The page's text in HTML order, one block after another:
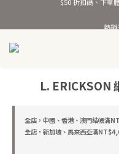
【會員限定回饋】加入官網會員
$50 折扣碼、下單
L. ERICKSON
全店，中國、香港、澳門結帳滿
全店，新加坡、馬來西亞滿